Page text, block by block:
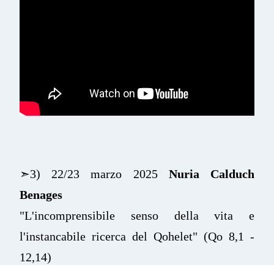
➣3) 22/23 marzo 2025 Nuria Calduch
Benages
"L'incomprensibile senso della vita e
l'instancabile ricerca del Qohelet" (Qo 8,1 -
12,14)